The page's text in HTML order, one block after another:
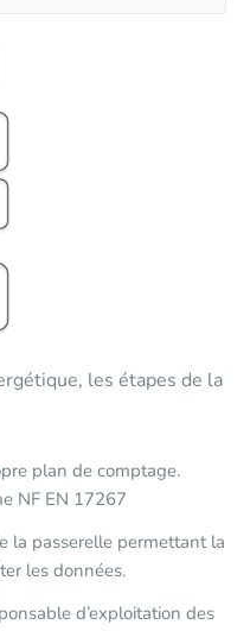
les étapes de la
plan de comptage.
NF EN 17267
la passerelle permettant la
les données.
d’exploitation des